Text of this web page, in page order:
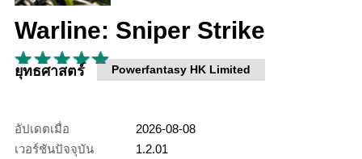
Warline: Sniper Strike
ยุทธศาสตร์ Powerfantasy HK Limited
อัปเดตเมื่อ
2026-08-08
เวอร์ชันปัจจุบัน
1.2.01